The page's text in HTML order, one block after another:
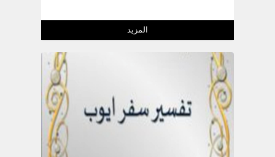
ولاية إنطاكية " + زارها الرسول بولس في
رحلتة التبشيريه الأولي" إنطاكية بيسيدية
ولستره ودربة (أع 13 ، 14) كما زارها مع سيلا
العطاء من أجل قديسى أورشليم (1 كو 16 : 1
) تاريخ كتابتها : + إما في أعقاب رحلته الثانية (
حوالي عام 55 م ) أو أثناء رحلته الثالثة (
حوالي 57 م ) . كتبها بولس الرسول فى
افسس غاية الرسالة : + جاء إلي غلاطية بعض
من الداعين إلى العودة للديانة اليهوديه وقد
المزيد